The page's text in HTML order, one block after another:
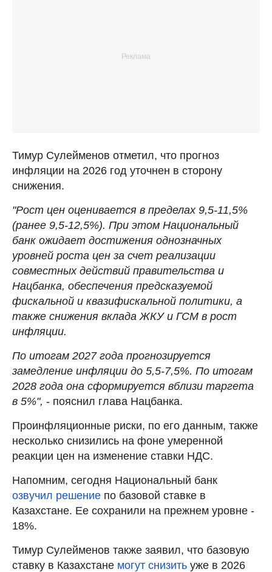
Тимур Сулейменов отметил, что прогноз
инфляции на 2026 год уточнен в сторону
снижения.
"Рост цен оценивается в пределах 9,5-11,5%
(ранее 9,5-12,5%). При этом Национальный
банк ожидает достижения однозначных
уровней роста цен за счет реализации
совместных действий правительства и
Нацбанка, обеспечения предсказуемой
фискальной и квазифискальной политики, а
также снижения вклада ЖКУ и ГСМ в рост
инфляции.
По итогам 2027 года прогнозируется
замедление инфляции до 5,5-7,5%. По итогам
2028 года она сформируется вблизи таргета
в 5%", - пояснил глава Нацбанка.
Проинфляционные риски, по его данным, также
несколько снизились на фоне умеренной
реакции цен на изменение ставки НДС.
Напомним, сегодня Национальный банк
озвучил решение по базовой ставке в
Казахстане. Ее сохранили на прежнем уровне -
18%.
Тимур Сулейменов также заявил, что базовую
ставку в Казахстане могут снизить уже в 2026